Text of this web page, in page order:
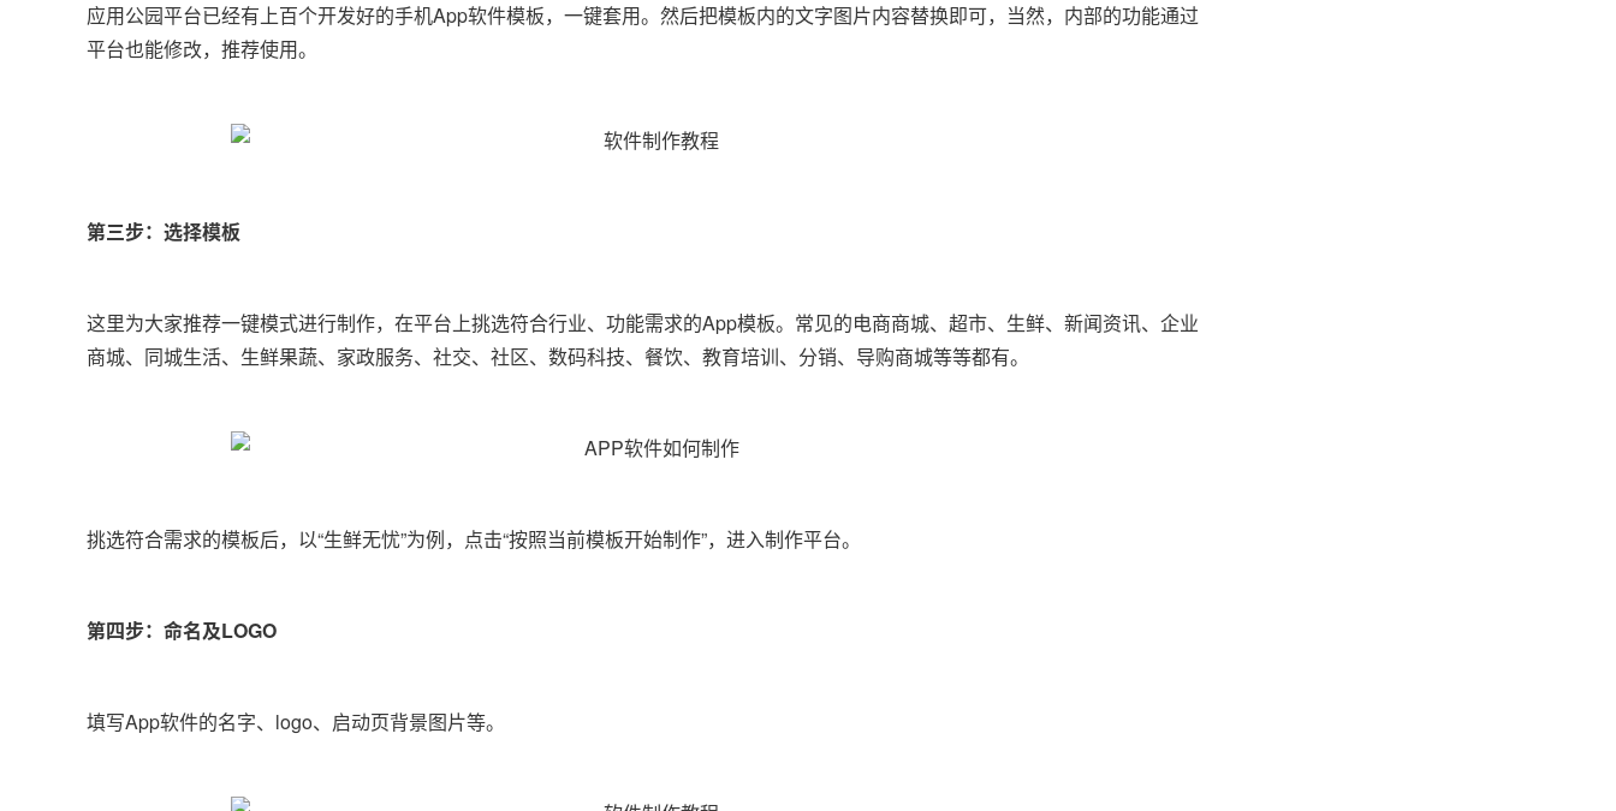
应用公园平台已经有上百个开发好的手机App软件模板，一键套用。然后把模板内的文字图片内容替换即可，当然，内部的功能通过
平台也能修改，推荐使用。
第三步：选择模板
这里为大家推荐一键模式进行制作，在平台上挑选符合行业、功能需求的App模板。常见的电商商城、超市、生鲜、新闻资讯、企业
商城、同城生活、生鲜果蔬、家政服务、社交、社区、数码科技、餐饮、教育培训、分销、导购商城等等都有。
挑选符合需求的模板后，以“生鲜无忧”为例，点击“按照当前模板开始制作”，进入制作平台。
第四步：命名及LOGO
填写App软件的名字、logo、启动页背景图片等。